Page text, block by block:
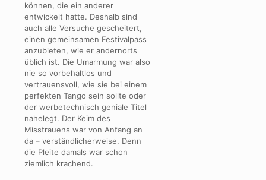
können, die ein anderer
entwickelt hatte. Deshalb sind
auch alle Versuche gescheitert,
einen gemeinsamen Festivalpass
anzubieten, wie er andernorts
üblich ist. Die Umarmung war also
nie so vorbehaltlos und
vertrauensvoll, wie sie bei einem
perfekten Tango sein sollte oder
der werbetechnisch geniale Titel
nahelegt. Der Keim des
Misstrauens war von Anfang an
da – verständlicherweise. Denn
die Pleite damals war schon
ziemlich krachend.